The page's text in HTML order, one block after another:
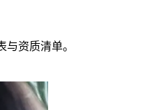
资质清单。